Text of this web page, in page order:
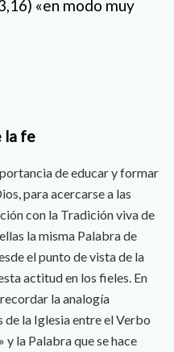
«en modo muy
la fe
de educar y formar
para acercarse a las
con la Tradición viva de
la misma Palabra de
el punto de vista de la
actitud en los fieles. En
la analogía
la Iglesia entre el Verbo
y la Palabra que se hace